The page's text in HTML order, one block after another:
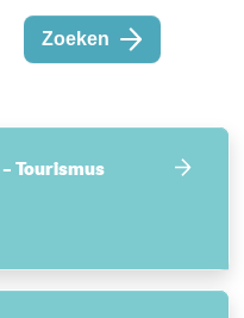
Zoeken
Tourismus